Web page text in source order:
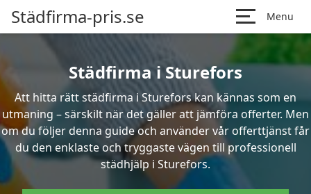
Städfirma-pris.se Menu
Städfirma i Sturefors
Att hitta rätt städfirma i Sturefors kan kännas som en
utmaning – särskilt när det gäller att jämföra offerter. Men
om du följer denna guide och använder vår offerttjänst får
du den enklaste och tryggaste vägen till professionell
städhjälp i Sturefors.